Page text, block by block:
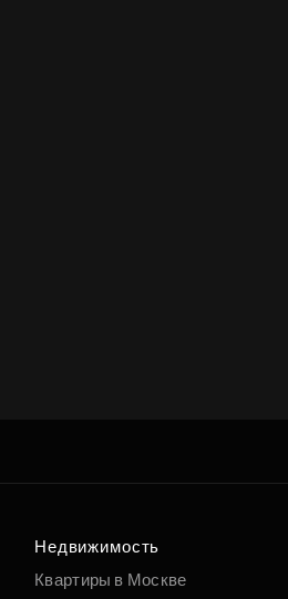
Недвижимость
Квартиры в Москве